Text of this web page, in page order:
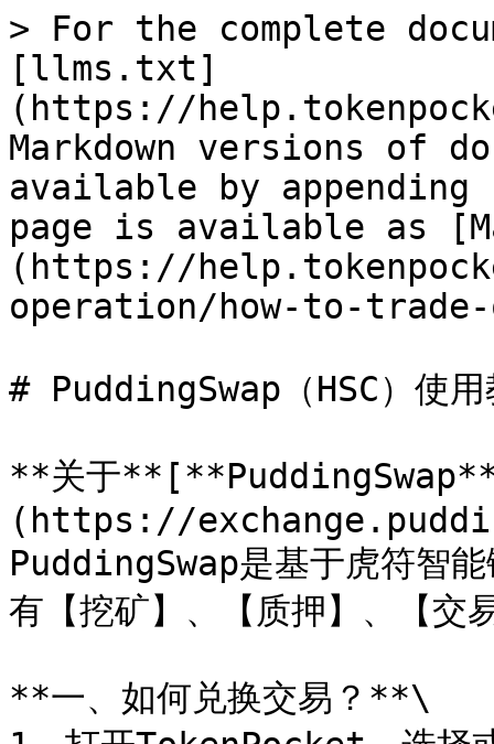
> For the complete
[llms.txt]
(https://
Markdown versions of
available by
page is available as
(https://
operation/how-to-trade-
# PuddingSwap（HSC）使用
**关于
(https://
PuddingSwap是基于虎符智
有【挖矿】、【质押】、【交
**一、如何兑换交易？**\